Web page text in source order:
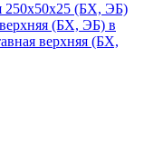
250х50х25 (БХ, ЭБ)
(БХ, ЭБ) в
верхняя (БХ,